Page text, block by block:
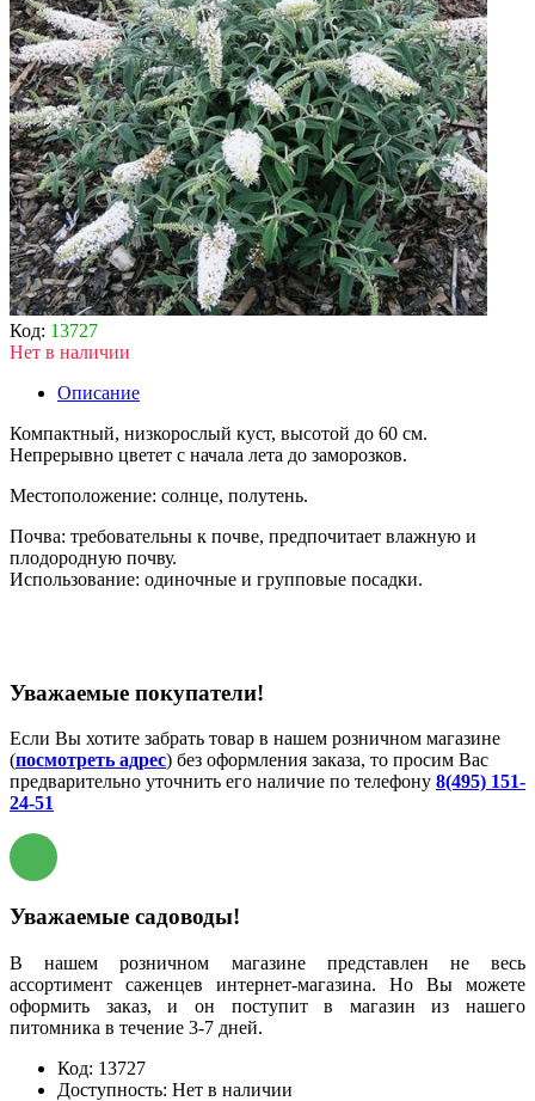
Код: 13727
Нет в наличии
Описание
Компактный, низкорослый куст, высотой до 60 см.
Непрерывно цветет с начала лета до заморозков.
Местоположение: солнце, полутень.
Почва: требовательны к почве, предпочитает влажную и
плодородную почву.
Использование: одиночные и групповые посадки.
Уважаемые покупатели!
Если Вы хотите забрать товар в нашем розничном магазине
(посмотреть адрес) без оформления заказа, то просим Вас
предварительно уточнить его наличие по телефону 8(495) 151-
24-51
Уважаемые садоводы!
В нашем розничном магазине представлен не весь
ассортимент саженцев интернет-магазина. Но Вы можете
оформить заказ, и он поступит в магазин из нашего
питомника в течение 3-7 дней.
Код: 13727
Доступность: Нет в наличии